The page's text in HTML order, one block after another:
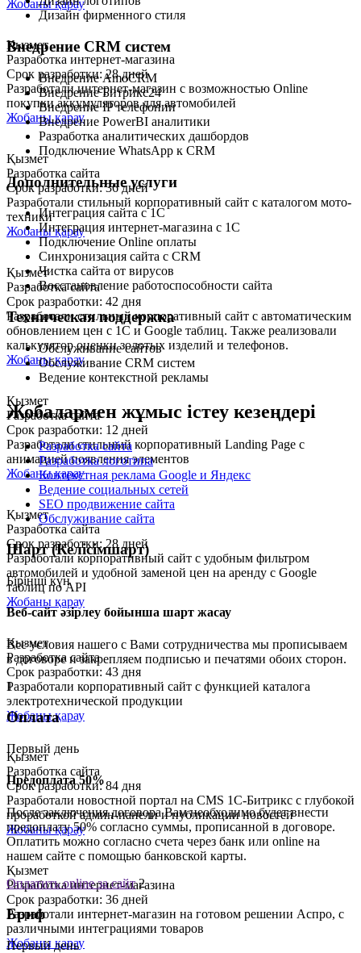
Жобаны қарау
Қызмет
Разработка интернет-магазина
Срок разработки: 28 дней
Разработали интернет-магазин с возможностью Online
покупки аккумуляторов для автомобилей
Жобаны қарау
Қызмет
Разработка сайта
Срок разработки: 36 дней
Разработали стильный корпоративный сайт с каталогом мото-
техники
Жобаны қарау
Қызмет
Разработка сайта
Срок разработки: 42 дня
Разработали стильный корпоративный сайт с автоматическим
обновлением цен с 1С и Google таблиц. Также реализовали
калькулятор оценки золотых изделий и телефонов.
Жобаны қарау
Қызмет
Разработка сайта
Срок разработки: 12 дней
Разработали стильный корпоративный Landing Page с
анимацией появления элементов
Жобаны қарау
Қызмет
Разработка сайта
Срок разработки: 28 дней
Разработали корпоративный сайт с удобным фильтром
автомобилей и удобной заменой цен на аренду с Google
таблиц по API
Жобаны қарау
Қызмет
Разработка сайта
Срок разработки: 43 дня
Разработали корпоративный сайт с функцией каталога
электротехнической продукции
Жобаны қарау
Қызмет
Разработка сайта
Срок разработки: 84 дня
Разработали новостной портал на CMS 1С-Битрикс с глубокой
проработкой админ-панели и публикации новостей
Жобаны қарау
Қызмет
Разработка интернет-магазина
Срок разработки: 36 дней
Разработали интернет-магазин на готовом решении Аспро, с
различными интеграциями товаров
Жобаны қарау
Дизайн фирменного стиля
Внедрение CRM систем
Внедрение AmoCRM
Внедрение Битрикс24
Внедрение IP телефонии
Внедрение PowerBI аналитики
Разработка аналитических дашбордов
Подключение WhatsApp к CRM
Дополнительные услуги
Интеграция сайта с 1С
Интеграция интернет-магазина с 1С
Подключение Online оплаты
Синхронизация сайта с CRM
Чистка сайта от вирусов
Восстановление работоспособности сайта
Техническая поддержка
Обслуживание сайтов
Обслуживание CRM систем
Ведение контекстной рекламы
Жобалармен жұмыс істеу кезеңдері
Разработка сайта
Разработка логотипа
Контекстная реклама Google и Яндекс
Ведение социальных сетей
SEO продвижение сайта
Обслуживание сайта
Шарт (Келісімшарт)
Бірінші күн
Веб-сайт әзірлеу бойынша шарт жасау
Все условия нашего с Вами сотрудничества мы прописываем
в договоре и закрепляем подписью и печатями обоих сторон.
1
Оплата
Первый день
Предоплата 50%
После заключения договора Вам необходимо будет внести
предоплату 50% согласно суммы, прописанной в договоре.
Оплатить можно согласно счета через банк или online на
нашем сайте с помощью банковской карты.
Оплатить online за сайт 2
Бриф
Первый день